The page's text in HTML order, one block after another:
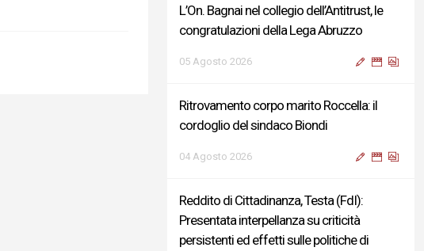
L’On. Bagnai nel collegio dell’Antitrust, le
congratulazioni della Lega Abruzzo
05 Agosto 2026
Ritrovamento corpo marito Roccella: il
cordoglio del sindaco Biondi
04 Agosto 2026
Reddito di Cittadinanza, Testa (FdI):
Presentata interpellanza su criticità
persistenti ed effetti sulle politiche di